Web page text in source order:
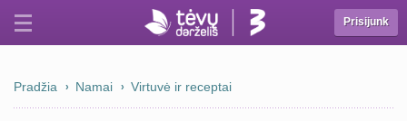
Prisijunk
Pradžia Namai Virtuvė ir receptai